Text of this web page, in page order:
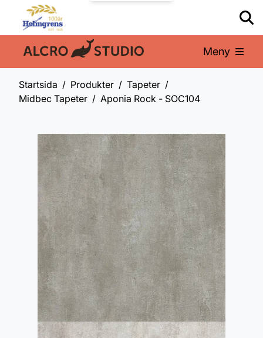
En del av: Meny
Startsida Produkter
Tapeter
Midbec Tapeter
Aponia Rock - SOC104